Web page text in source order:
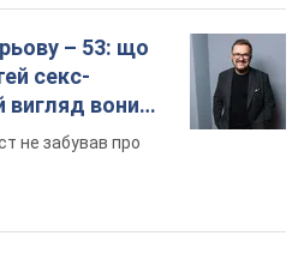
– 53: що
секс-
вигляд вони
не забував про